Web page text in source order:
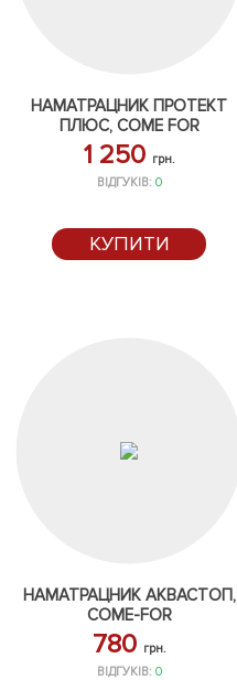
НАМАТРАЦНИК ПРОТЕКТ
ПЛЮС, COME FOR
1 250 грн.
ВІДГУКІВ: 0
КУПИТИ
НАМАТРАЦНИК АКВАСТОП,
COME-FOR
780 грн.
ВІДГУКІВ: 0